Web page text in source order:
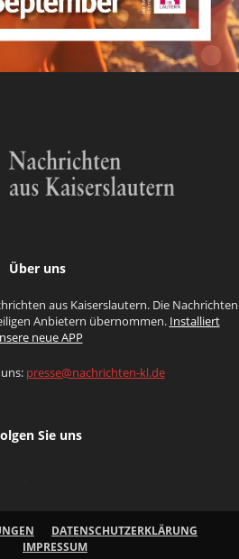
Über uns
aus Kaiserslautern. Die Nachrichten
Anbietern übernommen. Installiert
neue APP
presse@nachrichten-kl.de
Sie uns
DATENSCHUTZERKLÄRUNG
IMPRESSUM